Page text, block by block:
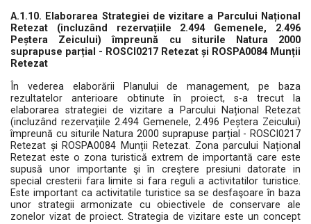
A.1.10. Elaborarea Strategiei de vizitare a Parcului Național
Retezat (incluzând rezervațiile 2.494 Gemenele, 2.496
Peștera Zeicului) împreună cu siturile Natura 2000
suprapuse parțial - ROSCI0217 Retezat și ROSPA0084 Munții
Retezat
În vederea elaborării Planului de management, pe baza
rezultatelor anterioare obtinute în proiect, s-a trecut la
elaborarea strategiei de vizitare a Parcului Național Retezat
(incluzând rezervațiile 2.494 Gemenele, 2.496 Peștera Zeicului)
împreună cu siturile Natura 2000 suprapuse parțial - ROSCI0217
Retezat și ROSPA0084 Munții Retezat. Zona parcului Național
Retezat este o zona turistică extrem de importantă care este
supusă unor importante şi în creştere presiuni datorate in
special cresterii fara limite si fara reguli a activitatilor turistice.
Este important ca activitatile turistice sa se desfaşoare în baza
unor strategii armonizate cu obiectivele de conservare ale
zonelor vizat de proiect. Strategia de vizitare este un concept